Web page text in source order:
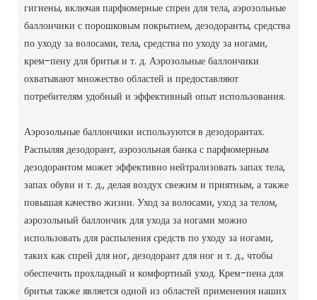
гигиены, включая парфюмерные спреи для тела, аэрозольные
баллончики с порошковым покрытием, дезодоранты, средства
по уходу за волосами, тела, средства по уходу за ногами,
крем-пену для бритья и т. д. Аэрозольные баллончики
охватывают множество областей и предоставляют
потребителям удобный и эффективный опыт использования.
Аэрозольные баллончики используются в дезодорантах.
Распыляя дезодорант, аэрозольная банка с парфюмерным
дезодорантом может эффективно нейтрализовать запах тела,
запах обуви и т. д., делая воздух свежим и приятным, а также
повышая качество жизни. Уход за волосами, уход за телом,
аэрозольный баллончик для ухода за ногами можно
использовать для распыления средств по уходу за ногами,
таких как спрей для ног, дезодорант для ног и т. д., чтобы
обеспечить прохладный и комфортный уход. Крем-пена для
бритья также является одной из областей применения наших